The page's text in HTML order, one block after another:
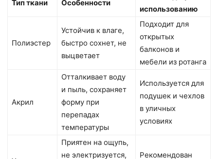
Тип ткани Особенности
использованию
Полиэстер
Устойчив к влаге,
быстро сохнет, не
выцветает
Подходит для
открытых
балконов и
мебели из ротанга
Акрил
Отталкивает воду
и пыль, сохраняет
форму при
перепадах
температуры
Используется для
подушек и чехлов
в уличных
условиях
Приятен на ощупь,
не электризуется,
Рекомендован